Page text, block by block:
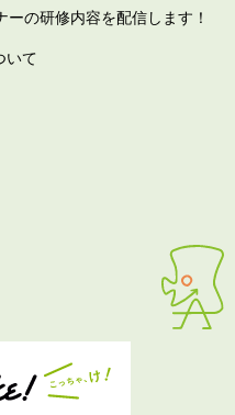
の研修内容を配信します！
いて